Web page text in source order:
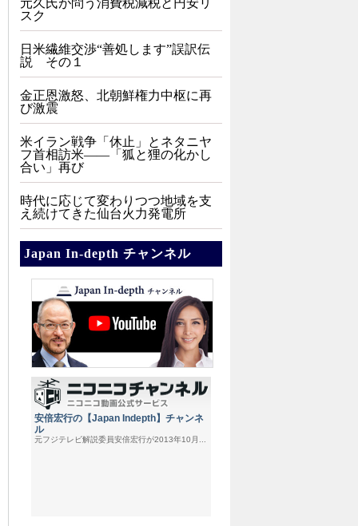
元久氏が問う消費税減税と円安リ
スク
日米繊維交渉“善処します”誤訳伝
説 その１
金正恩激怒、北朝鮮権力中枢に再
び激震
米イラン戦争「休止」とネタニヤ
フ首相訪米――「狐と狸の化かし
合い」再び
時代に応じて変わりつつ地域を支
え続けてきた仙台火力発電所
Japan In-depth チャンネル